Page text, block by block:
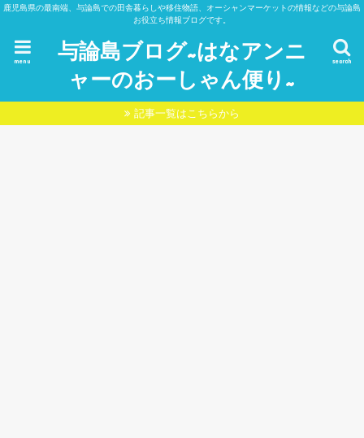
鹿児島県の最南端、与論島での田舎暮らしや移住物語、オーシャンマーケットの情報などの与論島
お役立ち情報ブログです。
与論島ブログ~はなアンニ
ャーのおーしゃん便り~
search
menu
記事一覧はこちらから